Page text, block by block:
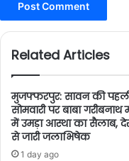
Related Articles
मुजफ्फरपुर: सावन की
सोमवारी पर बाबा गरीबनाथ
में उमड़ा आस्था का सैलाब,
से जारी जलाभिषेक
1 day ago